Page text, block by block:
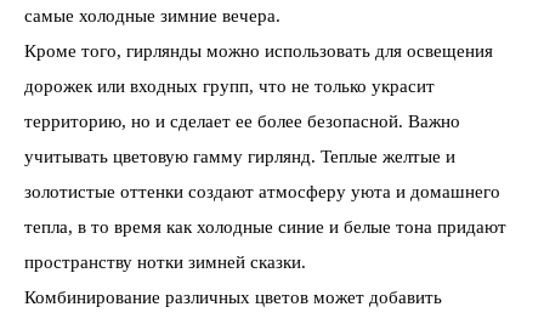
самые холодные зимние вечера.
Кроме того, гирлянды можно использовать для освещения
дорожек или входных групп, что не только украсит
территорию, но и сделает ее более безопасной. Важно
учитывать цветовую гамму гирлянд. Теплые желтые и
золотистые оттенки создают атмосферу уюта и домашнего
тепла, в то время как холодные синие и белые тона придают
пространству нотки зимней сказки.
Комбинирование различных цветов может добавить